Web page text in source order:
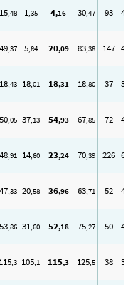
15,48 1,35 4,16 30,47 93
49,37 5,84 20,09 83,38 147
18,43 18,01 18,31 18,80 37
50,05 37,13 54,93 67,85 72
48,91 14,60 23,24 70,39 226
47,33 20,58 36,96 63,71 52
53,86 31,60 52,18 75,27 50
115,3 105,1 115,3 125,5 38